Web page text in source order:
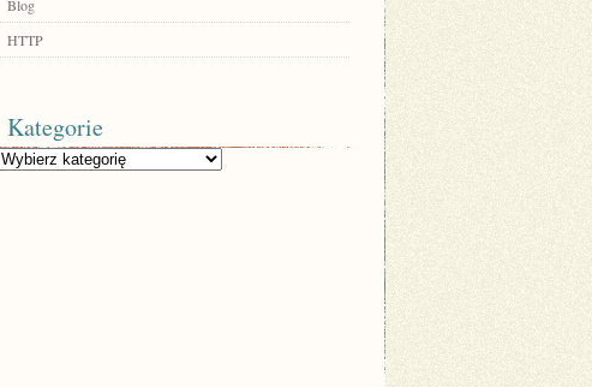
Blog
HTTP
Kategorie
Kategorie